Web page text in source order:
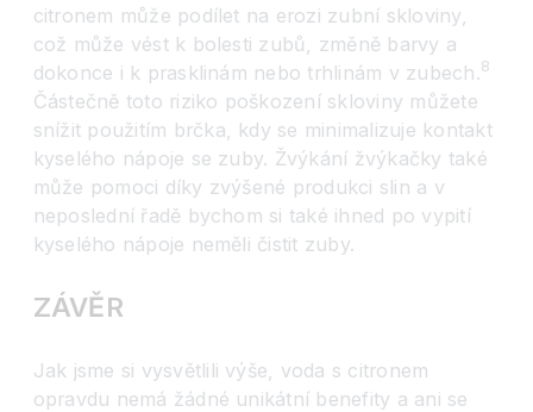
citronem může podílet na erozi zubní skloviny,
což může vést k bolesti zubů, změně barvy a
dokonce i k prasklinám nebo trhlinám v zubech.8
Částečně toto riziko poškození skloviny můžete
snížit použitím brčka, kdy se minimalizuje kontakt
kyselého nápoje se zuby. Žvýkání žvýkačky také
může pomoci díky zvýšené produkci slin a v
neposlední řadě bychom si také ihned po vypití
kyselého nápoje neměli čistit zuby.
ZÁVĚR
Jak jsme si vysvětlili výše, voda s citronem
opravdu nemá žádné unikátní benefity a ani se